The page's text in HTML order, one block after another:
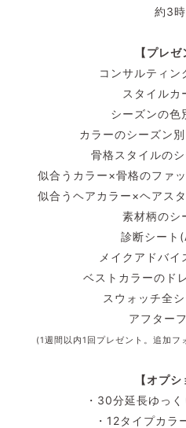
約3
【プレゼ
コンサルティ
スタイルカ
シーズンの色
カラーのシーズン
骨格スタイルの
似合うカラー×骨格のファ
似合うヘアカラー×ヘアス
素材柄のシ
診断シート
メイクアドバ
ベストカラーのド
スウォッチ全
アフター
(1週間以内1回プレゼント。追加
【オプシ
・30分延長ゆっ
・12タイプカラ